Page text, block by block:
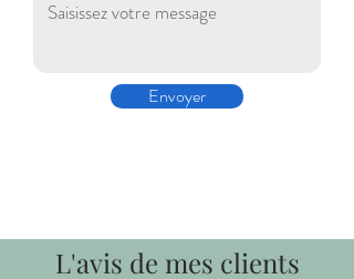
Envoyer
L'avis de mes clients